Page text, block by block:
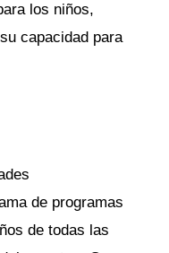
los niños,
capacidad para
de programas
de todas las